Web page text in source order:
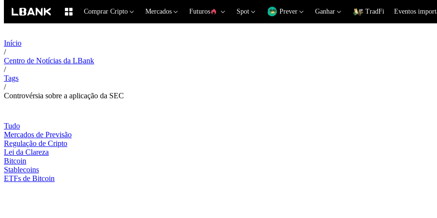
Comprar Cripto Mercados Futuros Spot Prever Ganhar TradFi Eventos
Início
/
Centro de Notícias da LBank
/
Tags
/
Controvérsia sobre a aplicação da SEC
Tudo
Mercados de Previsão
Regulação de Cripto
Lei da Clareza
Bitcoin
Stablecoins
ETFs de Bitcoin